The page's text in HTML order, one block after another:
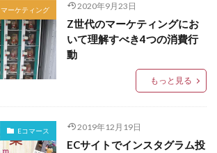
マーケティング 2020年9月23日
Z世代のマーケティングにお
いて理解すべき4つの消費行
動
もっと見る
Eコマース 2019年12月19日
ECサイトでインスタグラム投